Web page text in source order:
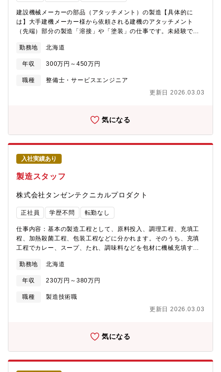
建設機械メーカーの部品（アタッチメント）の製造【具体的に
は】大手建機メーカー様から依頼される建機のアタッチメント
（先端）部分の製造「溶接」や「塗装」の仕事です。未経験でも
ご安心して入社してください。【採用背景】組織内の後継者育成
のための増員採用【おすすめポイント】※溶接技能者・クレーン
免許など、資格取得費用は会社負担※技術を磨くと仕事の幅が広
がり、給与UPにも繋がります
勤務地 北海道
年収 300万円～450万円
職種
整備士・サービスエンジニア
更新日 2026.03.03
気になる
入社実績あり
製造スタッフ
株式会社タンゼンテクニカルプロダクト
正社員 学歴不問 転勤なし
仕事内容：基本の製造工程として、原料投入、調理工程、充填工
程、加熱殺菌工程、包装工程などに分かれます。そのうち、充填
工程でカレー、スープ、たれ、調味料などを包材に機械充填する
のオペレーション ＜下記のいずれかに該当する方歓迎＞◎真面目
にコツコツ仕事ができる方 ◎工場でのオペレーション業務経験 ・
食品工場経験者の方はさらに歓迎！ ・食品衛生管理についての知
識・経験のある方 ■所属組織/人員数：生産課/20名
勤務地 北海道
年収 230万円～380万円
職種
製造技術職
更新日 2026.03.03
気になる